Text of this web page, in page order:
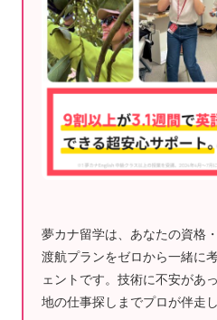
夢カナ留学は、あなたの資格
渡航プランをゼロから一緒に
ェントです。技術に不安があ
地の仕事探しまでプロが伴走し